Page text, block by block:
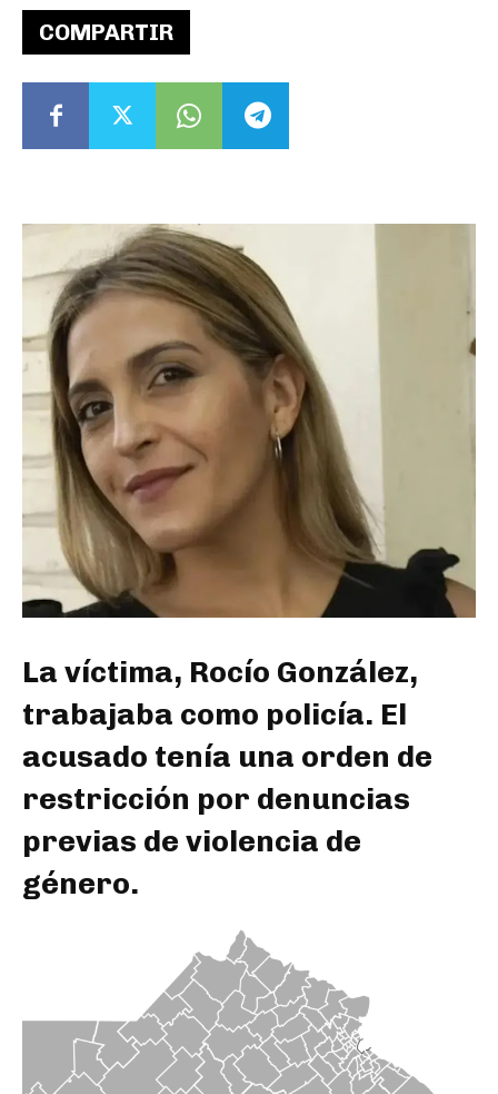
COMPARTIR
La víctima, Rocío González,
trabajaba como policía. El
acusado tenía una orden de
restricción por denuncias
previas de violencia de
género.